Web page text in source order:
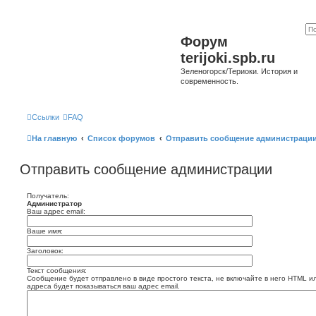
Форум
terijoki.spb.ru
Зеленогорск/Териоки. История и
современность.
Ссылки FAQ
На главную Список форумов Отправить сообщение
Отправить сообщение администрации
Получатель:
Администратор
Ваш адрес email:
Ваше имя:
Заголовок:
Текст сообщения:
Сообщение будет отправлено в виде простого текста, не включайте в него HTML
адреса будет показываться ваш адрес email.